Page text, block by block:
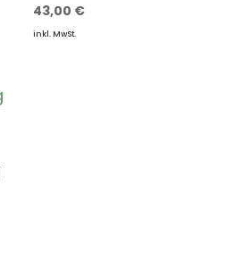
43,00 €
inkl. MwSt.